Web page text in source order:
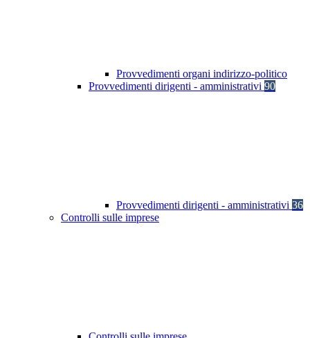
Provvedimenti organi indirizzo-politico
Provvedimenti dirigenti - amministrativi 90
Provvedimenti dirigenti - amministrativi 36
Controlli sulle imprese